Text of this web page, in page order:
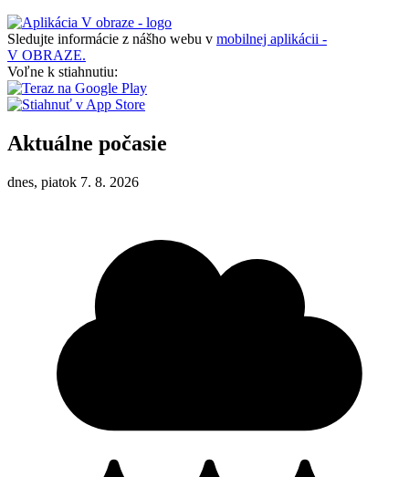
Sledujte informácie z nášho webu v mobilnej aplikácii -
V OBRAZE.
Voľne k stiahnutiu:
Aktuálne počasie
dnes, piatok 7. 8. 2026